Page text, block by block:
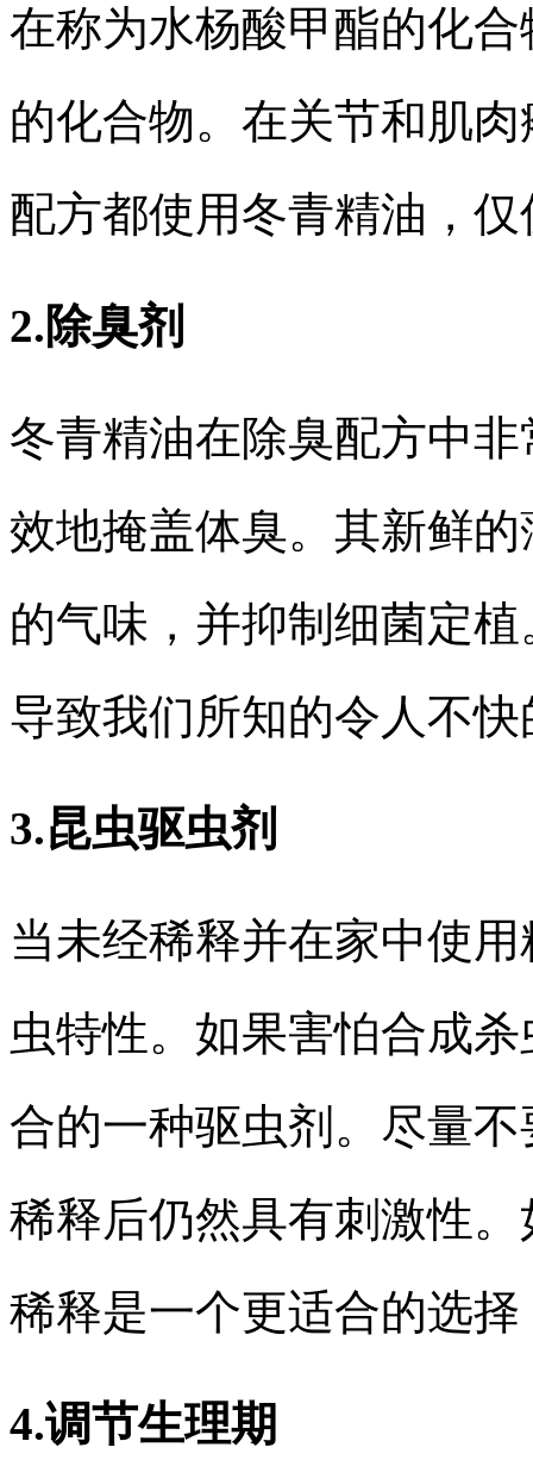
在称为水杨酸甲酯的化
的化合物。在关节和肌
配方都使用冬青精油，
2.除臭剂
冬青精油在除臭配方中
效地掩盖体臭。其新鲜
的气味，并抑制细菌定
导致我们所知的令人不
3.昆虫驱虫剂
当未经稀释并在家中使
虫特性。如果害怕合成
合的一种驱虫剂。尽量
稀释后仍然具有刺激性
稀释是一个更适合的选
4.调节生理期